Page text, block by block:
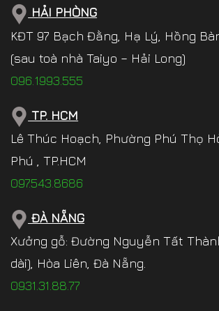
HẢI PHÒNG
KĐT 97 Bạch Đằng, Hạ Lý, Hồng
(sau toà nhà Taiyo – Hải Long)
096.1993.555
TP. HCM
Lê Thúc Hoạch, Phường Phú Thọ
Phú , TP.HCM
097.543.8686
ĐÀ NẴNG
Xưởng gỗ: Đường Nguyễn Tất
dài), Hòa Liên, Đà Nẵng.
0931.31.88.77